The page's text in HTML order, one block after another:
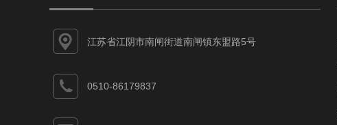
江苏省江阴市南闸街道南闸镇东盟路5号
0510-86179837